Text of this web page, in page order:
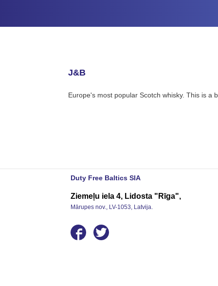
J&B
Europe's most popular Scotch whisky. This is a
Duty Free Baltics SIA
Ziemeļu iela 4, Lidosta "Rīga",
Mārupes nov., LV-1053, Latvija.